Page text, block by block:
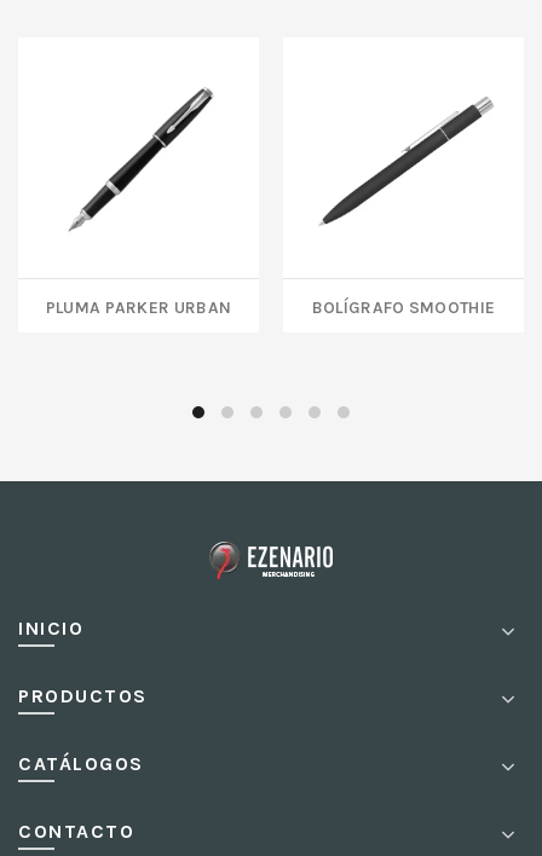
Pluma Parker Urban BOLÍGRAFO SMOOTHIE
INICIO
PRODUCTOS
CATÁLOGOS
CONTACTO